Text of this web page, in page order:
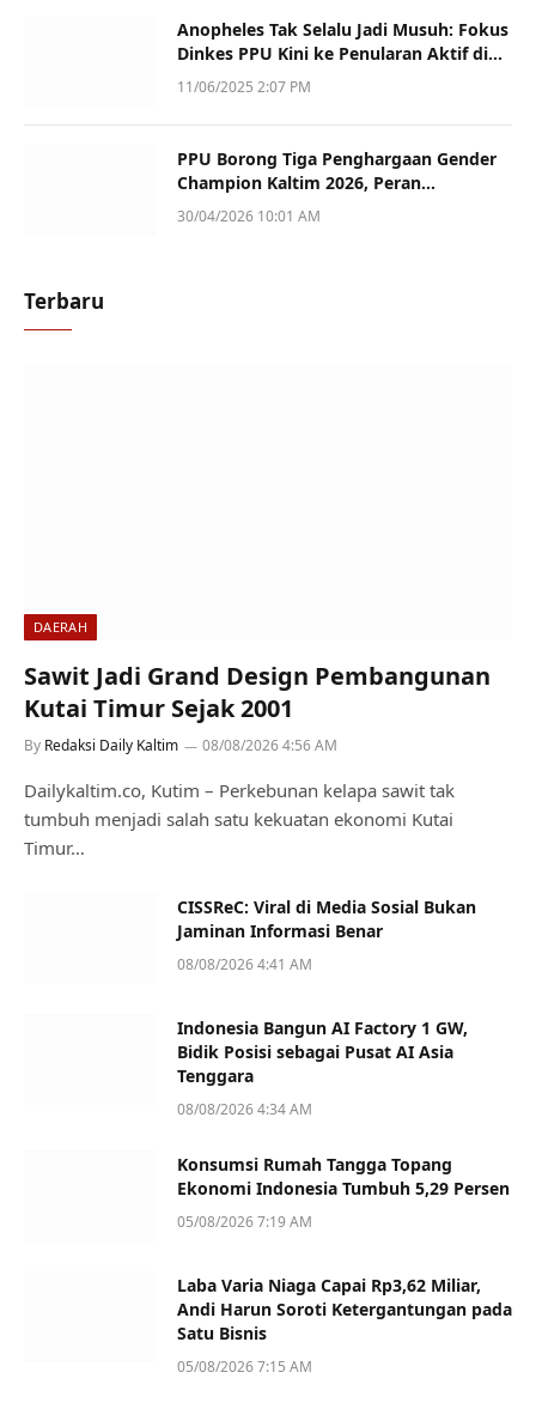
Anopheles Tak Selalu Jadi Musuh: Fokus
Dinkes PPU Kini ke Penularan Aktif di
Sotek
11/06/2025 2:07 PM
PPU Borong Tiga Penghargaan Gender
Champion Kaltim 2026, Peran
Perempuan Jadi Sorotan
30/04/2026 10:01 AM
Terbaru
DAERAH
Sawit Jadi Grand Design Pembangunan
Kutai Timur Sejak 2001
By Redaksi Daily Kaltim 08/08/2026 4:56 AM
Dailykaltim.co, Kutim – Perkebunan kelapa sawit tak
tumbuh menjadi salah satu kekuatan ekonomi Kutai
Timur…
CISSReC: Viral di Media Sosial Bukan
Jaminan Informasi Benar
08/08/2026 4:41 AM
Indonesia Bangun AI Factory 1 GW,
Bidik Posisi sebagai Pusat AI Asia
Tenggara
08/08/2026 4:34 AM
Konsumsi Rumah Tangga Topang
Ekonomi Indonesia Tumbuh 5,29 Persen
05/08/2026 7:19 AM
Laba Varia Niaga Capai Rp3,62 Miliar,
Andi Harun Soroti Ketergantungan pada
Satu Bisnis
05/08/2026 7:15 AM